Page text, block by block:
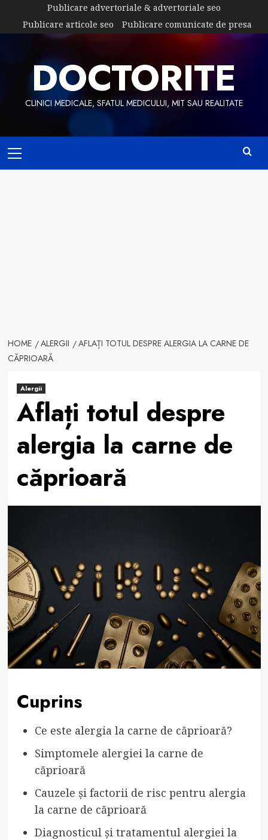
content
Publicare advertoriale & advertoriale seo
Publicare articole seo
Publicare comunicate de presa
DOCTORITE
CLINICI MEDICALE, SFATUL MEDICULUI, MIT SAU REALITATE
Menu
HOME ALERGII
AFLAȚI TOTUL DESPRE ALERGIA LA CARNE DE
CĂPRIOARĂ
Alergii
Aflați totul despre
alergia la carne de
căprioară
Cuprins
Ce este alergia la carne de căprioară?
Simptomele alergiei la carne de
căprioară
Cauzele și factorii de risc pentru alergia
la carne de căprioară
Diagnosticul și tratamentul alergiei la